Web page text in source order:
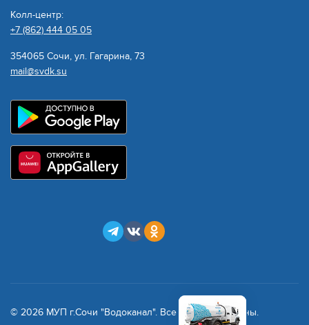
Колл-центр:
+7 (862) 444 05 05
354065 Сочи, ул. Гагарина, 73
mail@svdk.su
© 2026 МУП г.Сочи "Водоканал". Все права защищены.